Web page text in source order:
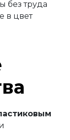
без труда
в цвет